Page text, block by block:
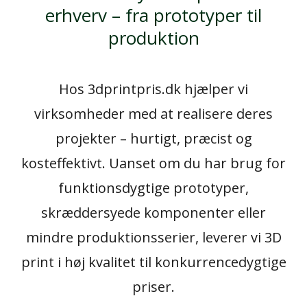
erhverv – fra prototyper til
produktion
Hos 3dprintpris.dk hjælper vi
virksomheder med at realisere deres
projekter – hurtigt, præcist og
kosteffektivt. Uanset om du har brug for
funktionsdygtige prototyper,
skræddersyede komponenter eller
mindre produktionsserier, leverer vi 3D
print i høj kvalitet til konkurrencedygtige
priser.